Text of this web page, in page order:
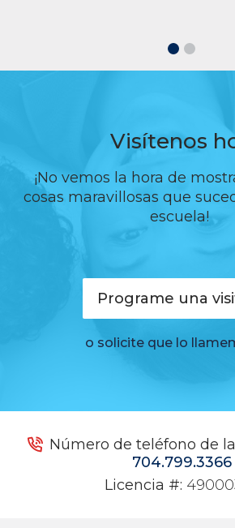
Visítenos
¡No vemos la hora de
cosas maravillosas que
escuela!
Programe una
o solicite que lo
Número de teléfono de
704.799.3366
Licencia #: